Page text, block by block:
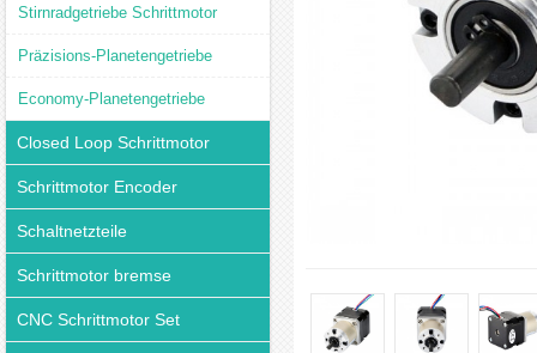
Stirnradgetriebe Schrittmotor
Präzisions-Planetengetriebe
Economy-Planetengetriebe
Closed Loop Schrittmotor
Schrittmotor Encoder
Schaltnetzteile
Schrittmotor bremse
CNC Schrittmotor Set